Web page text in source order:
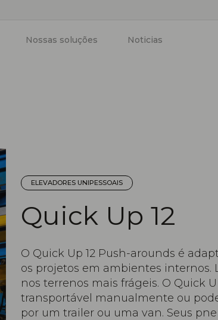
Nossas soluções Noticias
ELEVADORES UNIPESSOAIS
Quick Up 12
O Quick Up 12 Push-arounds é
os projetos em ambientes internos.
nos terrenos mais frágeis. O Quick
transportável manualmente ou
por um trailer ou uma van. Seus